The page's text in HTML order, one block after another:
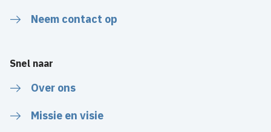
Neem contact op
Snel naar
Over ons
Missie en visie